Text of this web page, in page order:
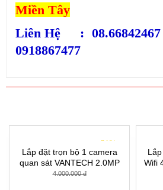
Miền Tây
Liên Hệ : 08.66842467
0918867477
- 31%
Lắp đặt trọn bộ 1 camera
quan sát VANTECH 2.0MP
CCTV-VP1501A
4.000.000 đ
Wifi